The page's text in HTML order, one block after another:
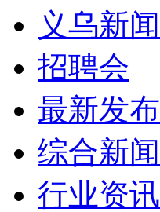
义乌新闻
招聘会
最新发布
综合新闻
行业资讯